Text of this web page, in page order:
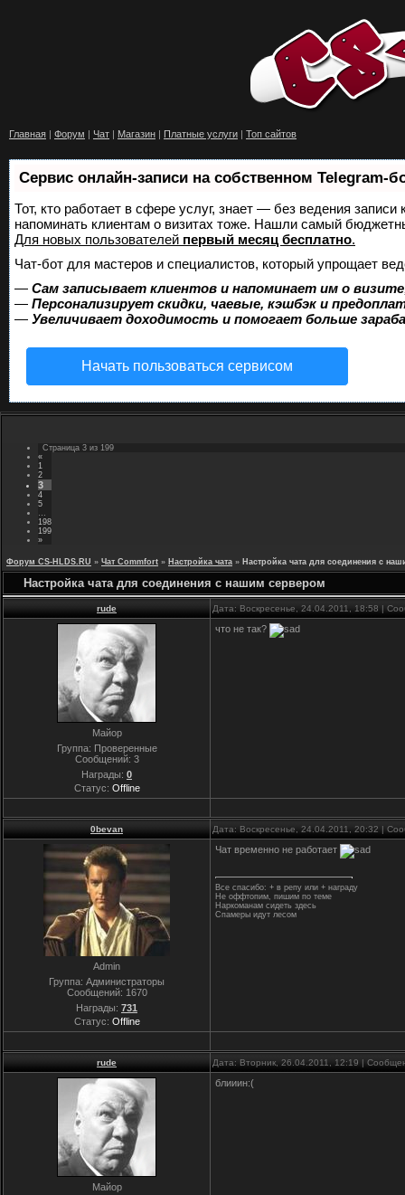
Главная | Форум | Чат | Магазин | Платные услуги | Топ сайтов
Сервис онлайн-записи на собственном Telegram-
Тот, кто работает в сфере услуг, знает — без ведения
напоминать клиентам о визитах тоже. Нашли самый
Для новых пользователей первый месяц бесплатно.
Чат-бот для мастеров и специалистов, который упрощает
— Сам записывает клиентов и напоминает им о
— Персонализирует скидки, чаевые, кэшбэк и
— Увеличивает доходимость и помогает больше
Начать пользоваться сервисом
Страница 3 из 199
«
1
2
3
4
5
198
199
»
Форум CS-HLDS.RU » Чат Commfort » Настройка чата » Настройка чата для соединения с
Настройка чата для соединения с нашим сервером
rude Дата: Воскресенье, 24.04.2011, 18:58 |
Майор
Группа: Проверенные
Сообщений: 3
Награды: 0
Статус: Offline
что не так?
0bevan Дата: Воскресенье, 24.04.2011, 20:32 |
Admin
Группа: Администраторы
Сообщений: 1670
Награды: 731
Статус: Offline
Чат временно не работает
Все спасибо: + в репу или + награду
Не оффтопим, пишим по теме
Наркоманам сидеть здесь
Спамеры идут лесом
rude Дата: Вторник, 26.04.2011, 12:19 |
Майор
блииин:(